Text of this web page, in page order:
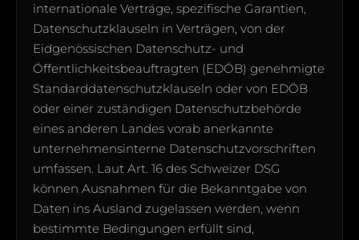
internationale Verträge, spezifische Garantien,
Datenschutzklauseln in Verträgen, von der
Eidgenössischen Datenschutz- und
Öffentlichkeitsbeauftragten (EDÖB) genehmigte
Standarddatenschutzklauseln oder von EDÖB
oder einer zuständigen Datenschutzbehörde
eines anderen Landes vorab anerkannte
unternehmensinterne Datenschutzvorschriften
umfassen. Laut Art. 16 des Schweizer DSG
können Ausnahmen für die Bekanntgabe von
Daten ins Ausland zugelassen werden, wenn
bestimmte Bedingungen erfüllt sind,